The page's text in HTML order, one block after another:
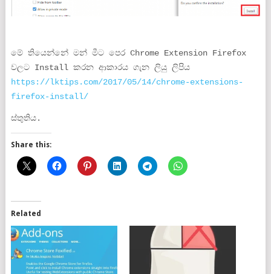
මේ තියෙන්නේ මන් මීට පෙර Chrome Extension Firefox
වලට Install කරන ආකාරය ගැන ලියු ලිපිය
https://lktips.com/2017/05/14/chrome-extensions-
firefox-install/
ස්තුතිය.
Share this:
Related